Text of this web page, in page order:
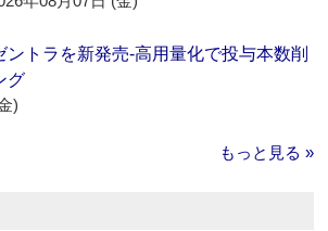
ントラを新発売‐高用量化で投与本数削
グ
)
もっと見る »